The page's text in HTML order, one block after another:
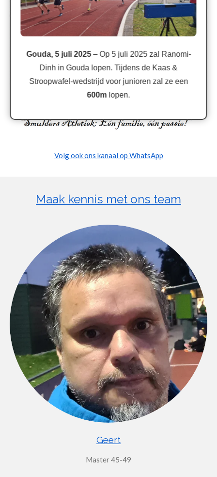
Volg ook ons kanaal op WhatsApp
Maak kennis met ons team
Geert
Master 45-49
Gouda, 5 juli 2025– Op 5 juli 2025 zal Ranomi-
Dinh in Gouda lopen. Tijdens de Kaas &
Stroopwafel-wedstrijd voor junioren zal ze een
600m lopen.